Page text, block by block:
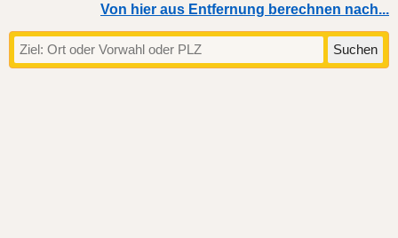
Von hier aus Entfernung berechnen nach...